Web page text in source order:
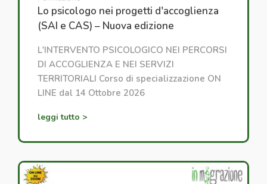
Lo psicologo nei progetti d'accoglienza
(SAI e CAS) – Nuova edizione
L'INTERVENTO PSICOLOGICO NEI PERCORSI
DI ACCOGLIENZA E NEI SERVIZI
TERRITORIALI Corso di specializzazione ON
LINE dal 14 Ottobre 2026
leggi tutto >